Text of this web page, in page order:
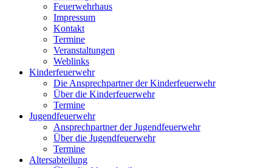
Feuerwehrhaus
Impressum
Kontakt
Termine
Veranstaltungen
Weblinks
Kinderfeuerwehr
Die Ansprechpartner der Kinderfeuerwehr
Über die Kinderfeuerwehr
Termine
Jugendfeuerwehr
Ansprechpartner der Jugendfeuerwehr
Über die Jugendfeuerwehr
Termine
Altersabteilung